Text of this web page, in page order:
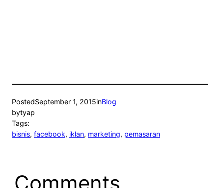
PostedSeptember 1, 2015inBlog
bytyap
Tags:
bisnis, facebook, iklan, marketing, pemasaran
Comments